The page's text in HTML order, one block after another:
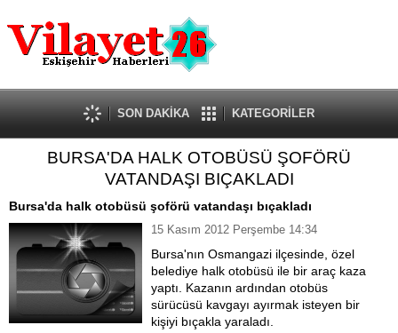
Güncel
Ekonomi
Politika
Eğitim
Spor
Kültür-Sanat
Röportaj
Tanıtım Yazısı
SON DAKİKA KATEGORİLER
BURSA'DA HALK OTOBÜSÜ ŞOFÖRÜ
VATANDAŞI BIÇAKLADI
Bursa'da halk otobüsü şoförü vatandaşı bıçakladı
15 Kasım 2012 Perşembe 14:34
Bursa'nın Osmangazi ilçesinde, özel
belediye halk otobüsü ile bir araç kaza
yaptı. Kazanın ardından otobüs
sürücüsü kavgayı ayırmak isteyen bir
kişiyi bıçakla yaraladı.